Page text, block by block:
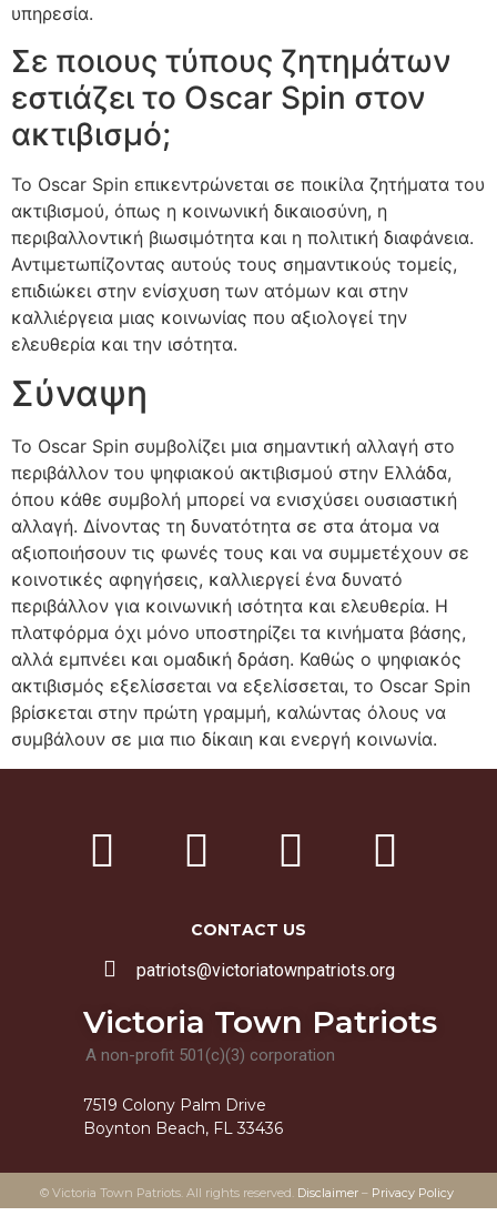
υπηρεσία.
Σε ποιους τύπους ζητημάτων
εστιάζει το Oscar Spin στον
ακτιβισμό;
Το Oscar Spin επικεντρώνεται σε ποικίλα ζητήματα του
ακτιβισμού, όπως η κοινωνική δικαιοσύνη, η
περιβαλλοντική βιωσιμότητα και η πολιτική διαφάνεια.
Αντιμετωπίζοντας αυτούς τους σημαντικούς τομείς,
επιδιώκει στην ενίσχυση των ατόμων και στην
καλλιέργεια μιας κοινωνίας που αξιολογεί την
ελευθερία και την ισότητα.
Σύναψη
Το Oscar Spin συμβολίζει μια σημαντική αλλαγή στο
περιβάλλον του ψηφιακού ακτιβισμού στην Ελλάδα,
όπου κάθε συμβολή μπορεί να ενισχύσει ουσιαστική
αλλαγή. Δίνοντας τη δυνατότητα σε στα άτομα να
αξιοποιήσουν τις φωνές τους και να συμμετέχουν σε
κοινοτικές αφηγήσεις, καλλιεργεί ένα δυνατό
περιβάλλον για κοινωνική ισότητα και ελευθερία. Η
πλατφόρμα όχι μόνο υποστηρίζει τα κινήματα βάσης,
αλλά εμπνέει και ομαδική δράση. Καθώς ο ψηφιακός
ακτιβισμός εξελίσσεται να εξελίσσεται, το Oscar Spin
βρίσκεται στην πρώτη γραμμή, καλώντας όλους να
συμβάλουν σε μια πιο δίκαιη και ενεργή κοινωνία.
Victoria Town Patriots
A non-profit 501(c)(3) corporation
7519 Colony Palm Drive
Boynton Beach, FL 33436
CONTACT US
patriots@victoriatownpatriots.org
© Victoria Town Patriots. All rights reserved. Disclaimer – Privacy Policy